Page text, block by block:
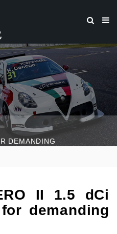
DEMANDING
II 1.5 dCi
demanding